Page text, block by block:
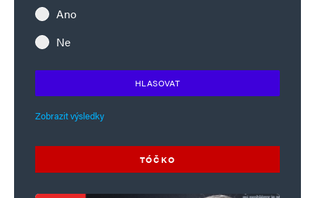
Ano
Ne
HLASOVAT
Zobrazit výsledky
TÓČKO